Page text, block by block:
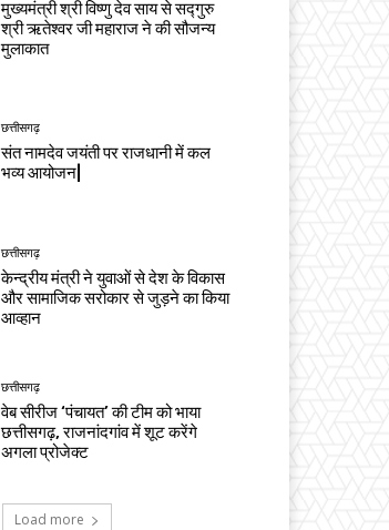
मुख्यमंत्री श्री विष्णु देव साय से सद्गुरु
श्री ऋतेश्वर जी महाराज ने की सौजन्य
मुलाकात
छत्तीसगढ़
संत नामदेव जयंती पर राजधानी में कल
भव्य आयोजन|
छत्तीसगढ़
केन्द्रीय मंत्री ने युवाओं से देश के विकास
और सामाजिक सरोकार से जुड़ने का किया
आव्हान
छत्तीसगढ़
वेब सीरीज ‘पंचायत’ की टीम को भाया
छत्तीसगढ़, राजनांदगांव में शूट करेंगे
अगला प्रोजेक्ट
Load more